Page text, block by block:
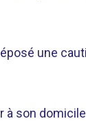
une
à son